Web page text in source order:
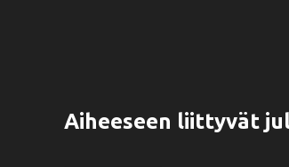
Aiheeseen liittyvät